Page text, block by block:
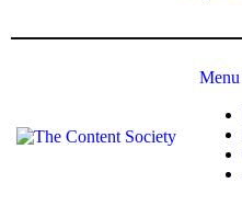
Menu